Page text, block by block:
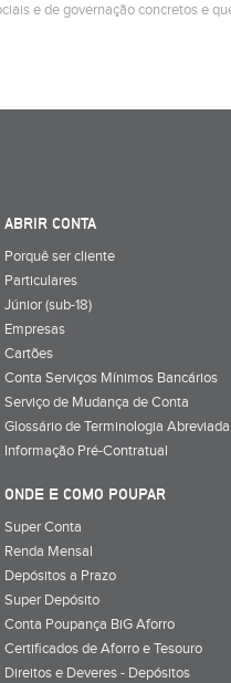
e de governação concretos e
ABRIR CONTA
Porquê ser cliente
Particulares
Júnior (sub-18)
Empresas
Cartões
Conta Serviços Mínimos Bancários
Serviço de Mudança de Conta
Glossário de Terminologia Abreviada
Informação Pré-Contratual
ONDE E COMO POUPAR
Super Conta
Renda Mensal
Depósitos a Prazo
Super Depósito
Conta Poupança BiG Aforro
Certificados de Aforro e Tesouro
Direitos e Deveres - Depósitos